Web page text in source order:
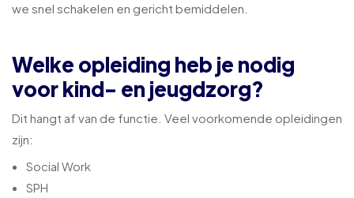
we snel schakelen en gericht bemiddelen.
Welke opleiding heb je nodig
voor kind- en jeugdzorg?
Dit hangt af van de functie. Veel voorkomende opleidingen
zijn:
Social Work
SPH